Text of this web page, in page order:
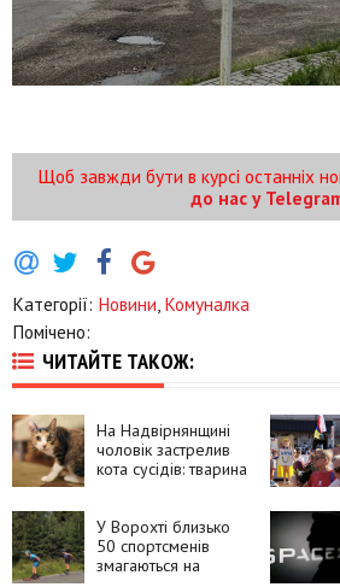
Щоб завжди бути в курсі останніх
до нас у
Категорії: Новини Комуналка
Помічено:
ЧИТАЙТЕ ТАКОЖ:
На Надвірнянщині
чоловік застрелив
кота сусідів: тварина
У Ворохті близько
50 спортсменів
змагаються на